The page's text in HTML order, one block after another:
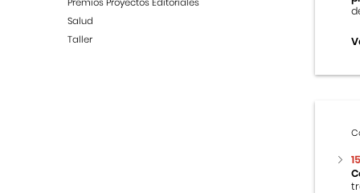
Premios Proyectos Editoriales
Salud
Taller